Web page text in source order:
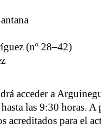
(nº 28–42)
acceder a
las 9:30 horas. A
acreditados para el